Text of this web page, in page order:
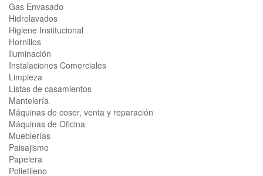
Gas Envasado
Hidrolavados
Higiene Institucional
Hornillos
Iluminación
Instalaciones Comerciales
Limpieza
Listas de casamientos
Mantelería
Máquinas de coser, venta y reparación
Máquinas de Oficina
Mueblerías
Paisajismo
Papelera
Polietileno